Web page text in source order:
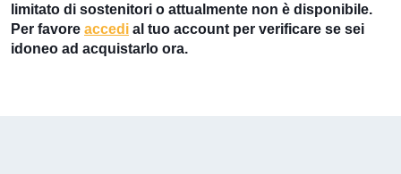
limitato di sostenitori o attualmente non è disponibile.
Per favore accedi al tuo account per verificare se sei
idoneo ad acquistarlo ora.